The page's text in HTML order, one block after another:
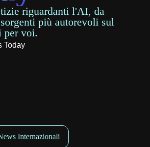
riguardanti l'AI, da
più autorevoli sul
per voi.
Today
Internazionali